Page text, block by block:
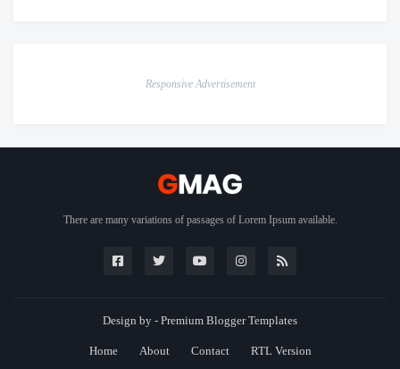
Responsive Advertisement
There are many variations of passages of Lorem Ipsum available.
Design by - Premium Blogger Templates
Home About Contact RTL Version